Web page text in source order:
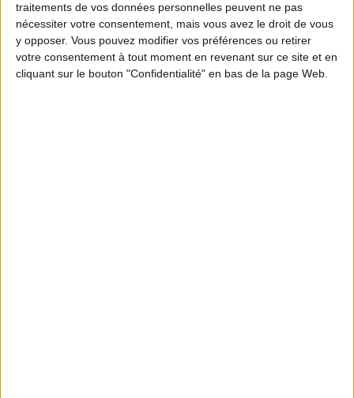
traitements de vos données personnelles peuvent ne pas
nécessiter votre consentement, mais vous avez le droit de vous
y opposer. Vous pouvez modifier vos préférences ou retirer
votre consentement à tout moment en revenant sur ce site et en
cliquant sur le bouton "Confidentialité" en bas de la page Web.
LES MEILLEURS HÔTELS POUR UN WEEK-END SPA ET GASTRONOMIE